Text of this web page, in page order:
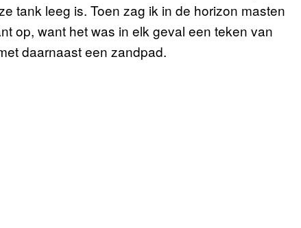
tank leeg is. Toen zag ik in de horizon masten
op, want het was in elk geval een teken van
daarnaast een zandpad.